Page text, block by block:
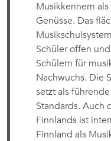
Musikkennern
Genüsse. Das
Schüler offen
Schülern für
Nachwuchs. Die
setzt als
Standards. Auch
Finnlands ist
Finnland als